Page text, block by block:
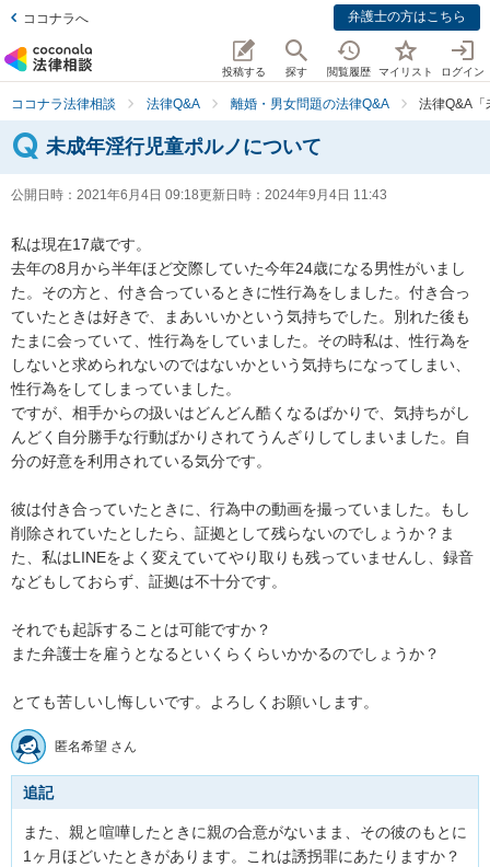
ココナラへ 弁護士の方はこちら
投稿する 探す 閲覧履歴 マイリスト ログイン
ココナラ法律相談 法律Q&A 離婚・男女問題の法律Q&A 法律Q&A「
未成年淫行児童ポルノについて
公開日時： 2021年6月4日 09:18更新日時： 2024年9月4日 11:43
私は現在17歳です。
去年の8月から半年ほど交際していた今年24歳になる男性がいまし
た。その方と、付き合っているときに性行為をしました。付き合っ
ていたときは好きで、まあいいかという気持ちでした。別れた後も
たまに会っていて、性行為をしていました。その時私は、性行為を
しないと求められないのではないかという気持ちになってしまい、
性行為をしてしまっていました。
ですが、相手からの扱いはどんどん酷くなるばかりで、気持ちがし
んどく自分勝手な行動ばかりされてうんざりしてしまいました。自
分の好意を利用されている気分です。
彼は付き合っていたときに、行為中の動画を撮っていました。もし
削除されていたとしたら、証拠として残らないのでしょうか？ま
た、私はLINEをよく変えていてやり取りも残っていませんし、録音
などもしておらず、証拠は不十分です。
それでも起訴することは可能ですか？
また弁護士を雇うとなるといくらくらいかかるのでしょうか？
とても苦しいし悔しいです。よろしくお願いします。
匿名希望 さん
追記
また、親と喧嘩したときに親の合意がないまま、その彼のもとに
1ヶ月ほどいたときがあります。これは誘拐罪にあたりますか？